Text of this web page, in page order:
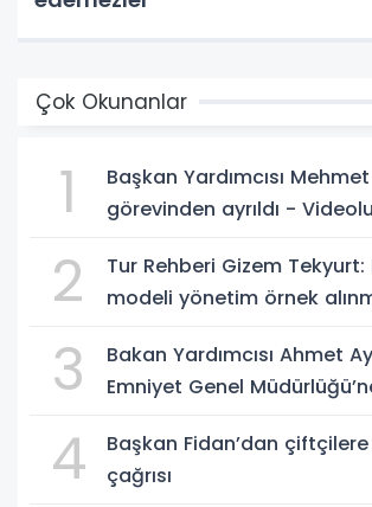
Çok Okunanlar
1
Başkan Yardımcısı
görevinden
2
Tur Rehberi Gizem
modeli yönetim örnek
3
Bakan Yardımcısı Ahmet
Emniyet Genel
4
Başkan Fidan’dan
çağrısı